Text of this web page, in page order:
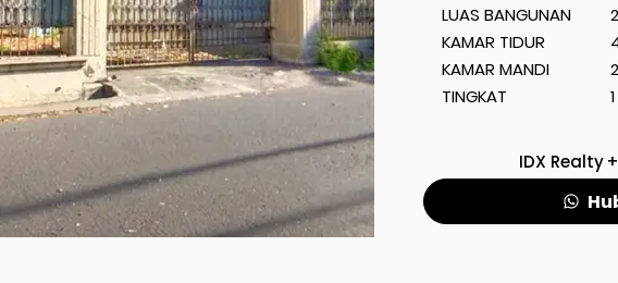
LUAS BANGUNAN
KAMAR TIDUR
KAMAR MANDI
TINGKAT
IDX Realty